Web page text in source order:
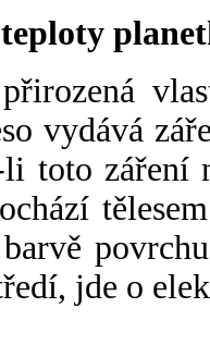
vydává
toto záření
jde o